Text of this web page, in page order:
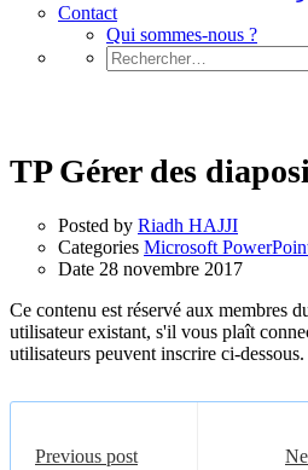
Contact
Qui sommes-nous ?
Rechercher :
TP Gérer des
Posted by Riadh HAJJI
Categories Microsoft
Date 28 novembre 2017
Ce contenu est réservé aux membres
utilisateur existant, s'il vous plaît
utilisateurs peuvent inscrire ci-dessous.
Previous post